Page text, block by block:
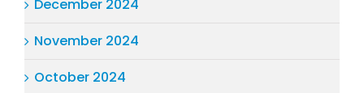
December 2024
November 2024
October 2024